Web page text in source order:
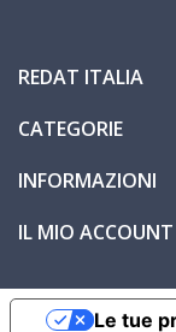
REDAT ITALIA
CATEGORIE
INFORMAZIONI
IL MIO ACCOUNT
Le tue